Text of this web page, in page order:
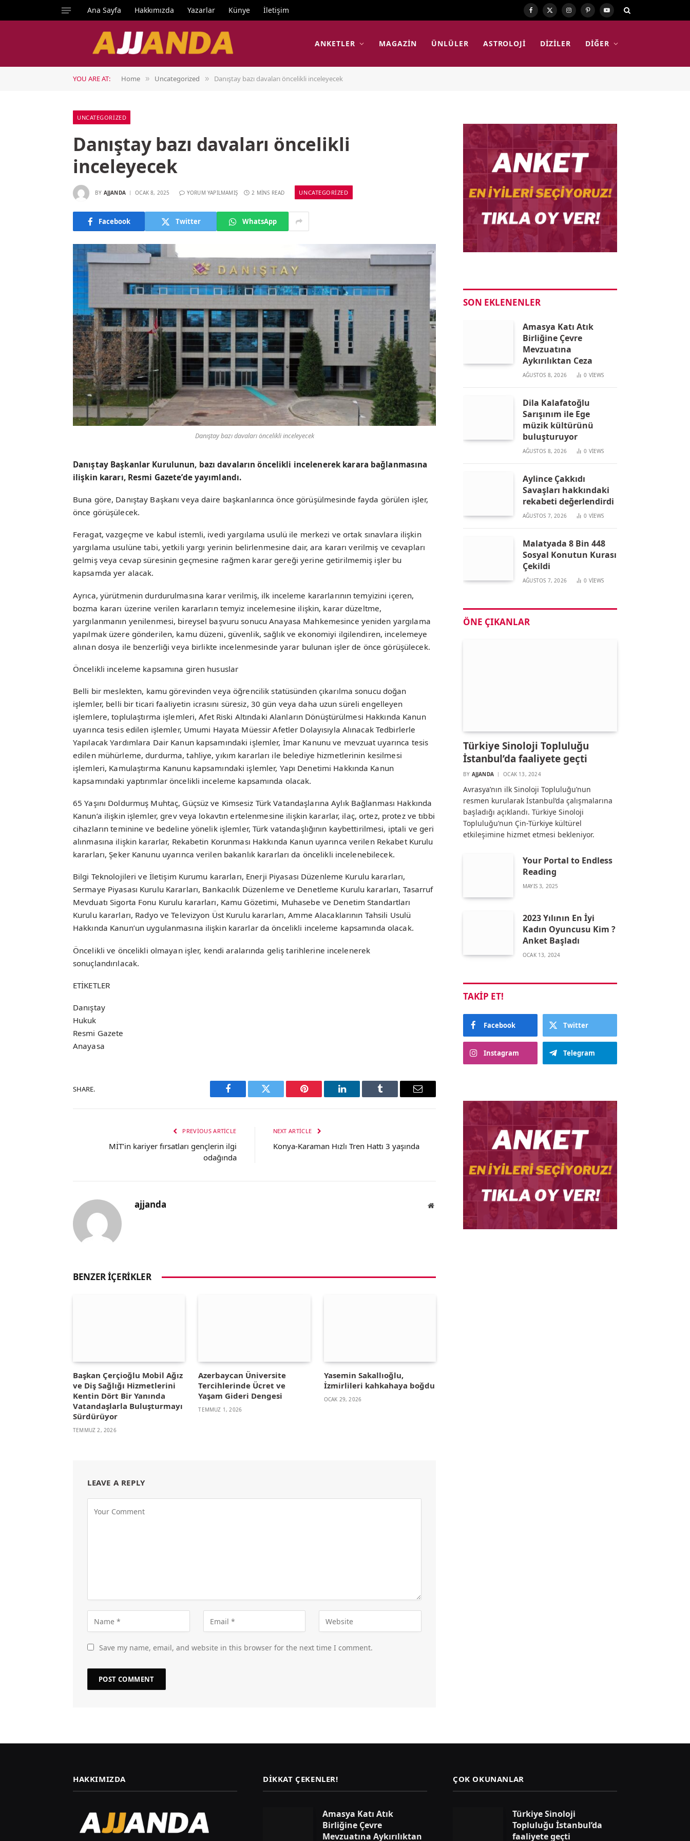
Ana Sayfa Hakkımızda Yazarlar Künye İletişim Facebook
X
Instagram
PinterestYouTube
ANKETLER MAGAZIN ÜNLÜLER ASTROLOJI DIZILER DIĞER
YOU ARE AT: Home » Uncategorized » Danıştay bazı davaları öncelikli inceleyecek
UNCATEGORIZED
Danıştay bazı davaları öncelikli
inceleyecek
BY AJJANDA OCAK 8, 2025 YORUM YAPILMAMIŞ 2 MINS READ UNCATEGORIZED
Facebook Twitter WhatsApp
Danıştay bazı davaları öncelikli inceleyecek
Danıştay Başkanlar Kurulunun, bazı davaların öncelikli incelenerek karara bağlanmasına
ilişkin kararı, Resmi Gazete’de yayımlandı.
Buna göre, Danıştay Başkanı veya daire başkanlarınca önce görüşülmesinde fayda görülen işler,
önce görüşülecek.
Feragat, vazgeçme ve kabul istemli, ivedi yargılama usulü ile merkezi ve ortak sınavlara ilişkin
yargılama usulüne tabi, yetkili yargı yerinin belirlenmesine dair, ara kararı verilmiş ve cevapları
gelmiş veya cevap süresinin geçmesine rağmen karar gereği yerine getirilmemiş işler bu
kapsamda yer alacak.
Ayrıca, yürütmenin durdurulmasına karar verilmiş, ilk inceleme kararlarının temyizini içeren,
bozma kararı üzerine verilen kararların temyiz incelemesine ilişkin, karar düzeltme,
yargılanmanın yenilenmesi, bireysel başvuru sonucu Anayasa Mahkemesince yeniden yargılama
yapılmak üzere gönderilen, kamu düzeni, güvenlik, sağlık ve ekonomiyi ilgilendiren, incelemeye
alınan dosya ile benzerliği veya birlikte incelenmesinde yarar bulunan işler de önce görüşülecek.
Öncelikli inceleme kapsamına giren hususlar
Belli bir meslekten, kamu görevinden veya öğrencilik statüsünden çıkarılma sonucu doğan
işlemler, belli bir ticari faaliyetin icrasını süresiz, 30 gün veya daha uzun süreli engelleyen
işlemlere, toplulaştırma işlemleri, Afet Riski Altındaki Alanların Dönüştürülmesi Hakkında Kanun
uyarınca tesis edilen işlemler, Umumi Hayata Müessir Afetler Dolayısıyla Alınacak Tedbirlerle
Yapılacak Yardımlara Dair Kanun kapsamındaki işlemler, İmar Kanunu ve mevzuat uyarınca tesis
edilen mühürleme, durdurma, tahliye, yıkım kararları ile belediye hizmetlerinin kesilmesi
işlemleri, Kamulaştırma Kanunu kapsamındaki işlemler, Yapı Denetimi Hakkında Kanun
kapsamındaki yaptırımlar öncelikli inceleme kapsamında olacak.
65 Yaşını Doldurmuş Muhtaç, Güçsüz ve Kimsesiz Türk Vatandaşlarına Aylık Bağlanması Hakkında
Kanun’a ilişkin işlemler, grev veya lokavtın ertelenmesine ilişkin kararlar, ilaç, ortez, protez ve tıbbi
cihazların teminine ve bedeline yönelik işlemler, Türk vatandaşlığının kaybettirilmesi, iptali ve geri
alınmasına ilişkin kararlar, Rekabetin Korunması Hakkında Kanun uyarınca verilen Rekabet Kurulu
kararları, Şeker Kanunu uyarınca verilen bakanlık kararları da öncelikli incelenebilecek.
Bilgi Teknolojileri ve İletişim Kurumu kararları, Enerji Piyasası Düzenleme Kurulu kararları,
Sermaye Piyasası Kurulu Kararları, Bankacılık Düzenleme ve Denetleme Kurulu kararları, Tasarruf
Mevduatı Sigorta Fonu Kurulu kararları, Kamu Gözetimi, Muhasebe ve Denetim Standartları
Kurulu kararları, Radyo ve Televizyon Üst Kurulu kararları, Amme Alacaklarının Tahsili Usulü
Hakkında Kanun’un uygulanmasına ilişkin kararlar da öncelikli inceleme kapsamında olacak.
Öncelikli ve öncelikli olmayan işler, kendi aralarında geliş tarihlerine incelenerek
sonuçlandırılacak.
ETİKETLER
Danıştay
Hukuk
Resmi Gazete
Anayasa
SHARE.
Facebook Twitter Pinterest LinkedIn Tumblr Email
PREVIOUS ARTICLE
MİT’in kariyer fırsatları gençlerin ilgi
odağında
NEXT ARTICLE
Konya-Karaman Hızlı Tren Hattı 3 yaşında
ajjanda Website
BENZER İÇERIKLER
Başkan Çerçioğlu Mobil Ağız
ve Diş Sağlığı Hizmetlerini
Kentin Dört Bir Yanında
Vatandaşlarla Buluşturmayı
Sürdürüyor
TEMMUZ 2, 2026
Azerbaycan Üniversite
Tercihlerinde Ücret ve
Yaşam Gideri Dengesi
TEMMUZ 1, 2026
Yasemin Sakallıoğlu,
İzmirlileri kahkahaya boğdu
OCAK 29, 2026
LEAVE A REPLY
Save my name, email, and website in this browser for the next time I comment.
SON EKLENENLER
Amasya Katı Atık
Birliğine Çevre
Mevzuatına
Aykırılıktan Ceza
AĞUSTOS 8, 2026 0 VIEWS
Dila Kalafatoğlu
Sarışınım ile Ege
müzik kültürünü
buluşturuyor
AĞUSTOS 8, 2026 0 VIEWS
Aylince Çakkıdı
Savaşları hakkındaki
rekabeti değerlendirdi
AĞUSTOS 7, 2026 0 VIEWS
Malatyada 8 Bin 448
Sosyal Konutun Kurası
Çekildi
AĞUSTOS 7, 2026 0 VIEWS
ÖNE ÇIKANLAR
Türkiye Sinoloji Topluluğu
İstanbul’da faaliyete geçti
BY AJJANDA OCAK 13, 2024
Avrasya’nın ilk Sinoloji Topluluğu’nun
resmen kurularak İstanbul’da çalışmalarına
başladığı açıklandı. Türkiye Sinoloji
Topluluğu’nun Çin-Türkiye kültürel
etkileşimine hizmet etmesi bekleniyor.
Your Portal to Endless
Reading
MAYIS 3, 2025
2023 Yılının En İyi
Kadın Oyuncusu Kim ?
Anket Başladı
OCAK 13, 2024
TAKIP ET!
Facebook Twitter
Instagram Telegram
HAKKIMIZDA DIKKAT ÇEKENLER!
Amasya Katı Atık
Birliğine Çevre
Mevzuatına Aykırılıktan
ÇOK OKUNANLAR
Türkiye Sinoloji
Topluluğu İstanbul’da
faaliyete geçti